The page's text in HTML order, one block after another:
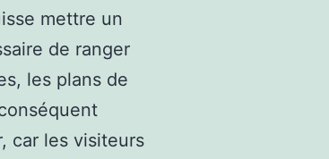
mettre un
de ranger
les plans de
car les visiteurs